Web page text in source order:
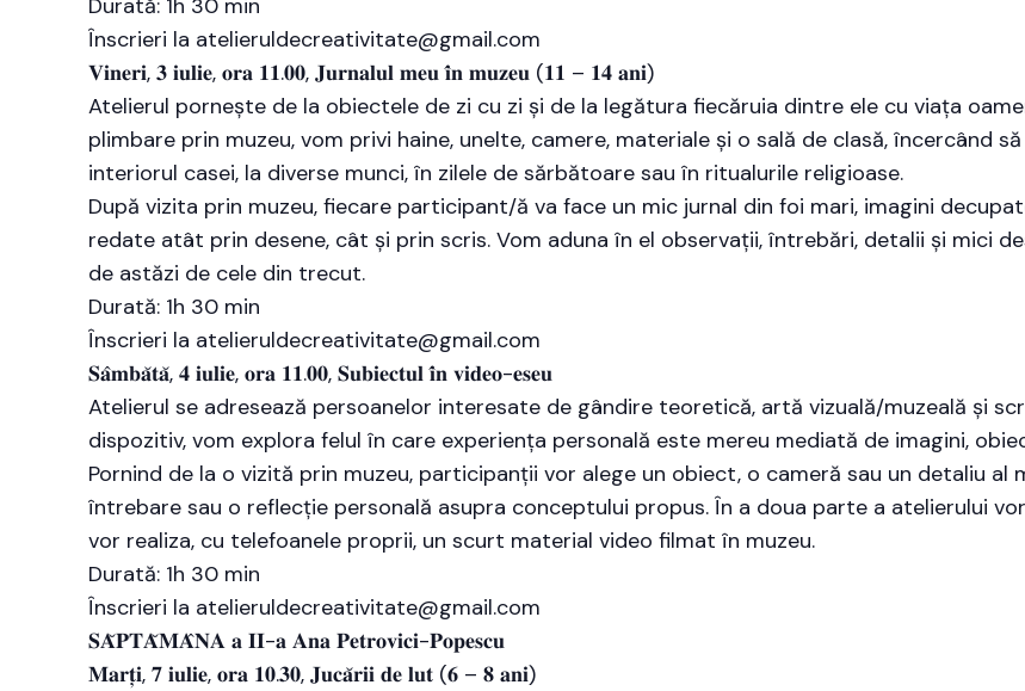
Durată: 1h 30 min
Înscrieri la atelieruldecreativitate@gmail.com
𝐕𝐢𝐧𝐞𝐫𝐢, 𝟑 𝐢𝐮𝐥𝐢𝐞, 𝐨𝐫𝐚 𝟏𝟏.𝟎𝟎, 𝐉𝐮𝐫𝐧𝐚𝐥𝐮𝐥 𝐦𝐞𝐮 𝐢̂𝐧 𝐦𝐮𝐳𝐞𝐮 (𝟏𝟏 – 𝟏𝟒 𝐚𝐧𝐢)
Atelierul pornește de la obiectele de zi cu zi și de la legătura fiecăruia dintre ele cu viața
plimbare prin muzeu, vom privi haine, unelte, camere, materiale și o sală de clasă, încercând
interiorul casei, la diverse munci, în zilele de sărbătoare sau în ritualurile religioase.
După vizita prin muzeu, fiecare participant/ă va face un mic jurnal din foi mari, imagini
redate atât prin desene, cât și prin scris. Vom aduna în el observații, întrebări, detalii și mici
de astăzi de cele din trecut.
Durată: 1h 30 min
Înscrieri la atelieruldecreativitate@gmail.com
𝐒𝐚̂𝐦𝐛𝐚̆𝐭𝐚̆, 𝟒 𝐢𝐮𝐥𝐢𝐞, 𝐨𝐫𝐚 𝟏𝟏.𝟎𝟎, 𝐒𝐮𝐛𝐢𝐞𝐜𝐭𝐮𝐥 𝐢̂𝐧 𝐯𝐢𝐝𝐞𝐨-𝐞𝐬𝐞𝐮
Atelierul se adresează persoanelor interesate de gândire teoretică, artă vizuală/muzeală și
dispozitiv, vom explora felul în care experiența personală este mereu mediată de imagini,
Pornind de la o vizită prin muzeu, participanții vor alege un obiect, o cameră sau un detaliu al
întrebare sau o reflecție personală asupra conceptului propus. În a doua parte a atelierului
vor realiza, cu telefoanele proprii, un scurt material video filmat în muzeu.
Durată: 1h 30 min
Înscrieri la atelieruldecreativitate@gmail.com
𝐒𝐀̆𝐏𝐓𝐀̆𝐌𝐀̂𝐍𝐀 𝐚 𝐈𝐈-𝐚 𝐀𝐧𝐚 𝐏𝐞𝐭𝐫𝐨𝐯𝐢𝐜𝐢-𝐏𝐨𝐩𝐞𝐬𝐜𝐮
𝐌𝐚𝐫𝐭̦𝐢, 𝟕 𝐢𝐮𝐥𝐢𝐞, 𝐨𝐫𝐚 𝟏𝟎.𝟑𝟎, 𝐉𝐮𝐜𝐚̆𝐫𝐢𝐢 𝐝𝐞 𝐥𝐮𝐭 (𝟔 – 𝟖 𝐚𝐧𝐢)